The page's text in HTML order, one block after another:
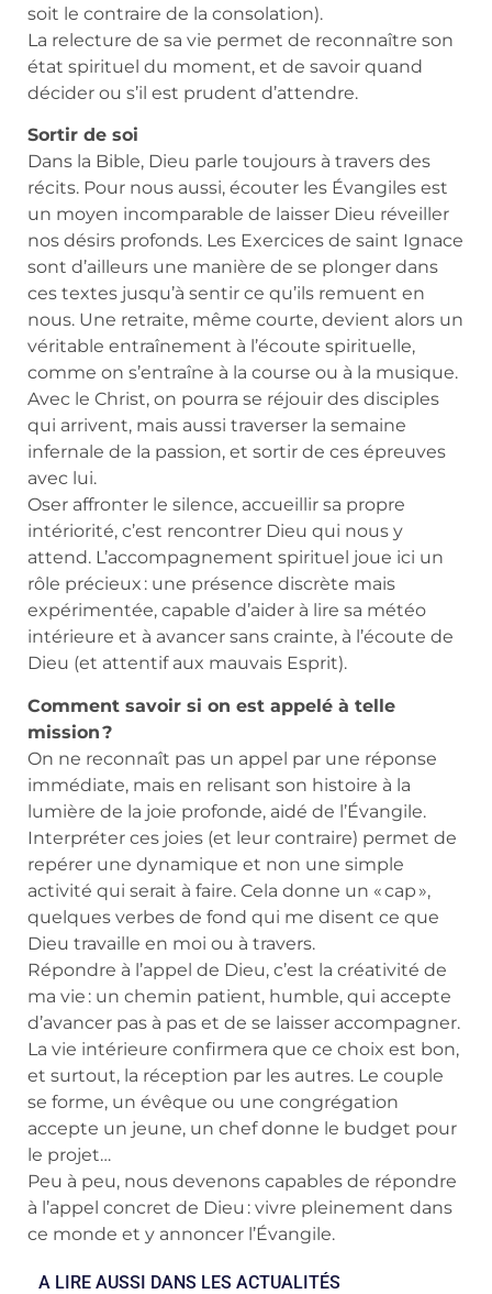
soit le contraire de la consolation).
La relecture de sa vie permet de reconnaître son
état spirituel du moment, et de savoir quand
décider ou s’il est prudent d’attendre.
Sortir de soi
Dans la Bible, Dieu parle toujours à travers des
récits. Pour nous aussi, écouter les Évangiles est
un moyen incomparable de laisser Dieu réveiller
nos désirs profonds. Les Exercices de saint Ignace
sont d’ailleurs une manière de se plonger dans
ces textes jusqu’à sentir ce qu’ils remuent en
nous. Une retraite, même courte, devient alors un
véritable entraînement à l’écoute spirituelle,
comme on s’entraîne à la course ou à la musique.
Avec le Christ, on pourra se réjouir des disciples
qui arrivent, mais aussi traverser la semaine
infernale de la passion, et sortir de ces épreuves
avec lui.
Oser affronter le silence, accueillir sa propre
intériorité, c’est rencontrer Dieu qui nous y
attend. L’accompagnement spirituel joue ici un
rôle précieux : une présence discrète mais
expérimentée, capable d’aider à lire sa météo
intérieure et à avancer sans crainte, à l’écoute de
Dieu (et attentif aux mauvais Esprit).
Comment savoir si on est appelé à telle
mission ?
On ne reconnaît pas un appel par une réponse
immédiate, mais en relisant son histoire à la
lumière de la joie profonde, aidé de l’Évangile.
Interpréter ces joies (et leur contraire) permet de
repérer une dynamique et non une simple
activité qui serait à faire. Cela donne un « cap »,
quelques verbes de fond qui me disent ce que
Dieu travaille en moi ou à travers.
Répondre à l’appel de Dieu, c’est la créativité de
ma vie : un chemin patient, humble, qui accepte
d’avancer pas à pas et de se laisser accompagner.
La vie intérieure confirmera que ce choix est bon,
et surtout, la réception par les autres. Le couple
se forme, un évêque ou une congrégation
accepte un jeune, un chef donne le budget pour
le projet…
Peu à peu, nous devenons capables de répondre
à l’appel concret de Dieu : vivre pleinement dans
ce monde et y annoncer l’Évangile.
A LIRE AUSSI DANS LES ACTUALITÉS